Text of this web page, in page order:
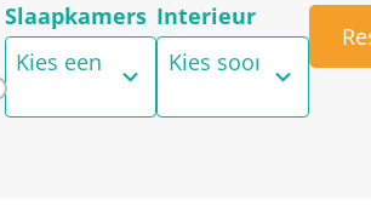
Slaapkamers
Kies een aantal
4
results
available
Interieur
Kies soort
2
results